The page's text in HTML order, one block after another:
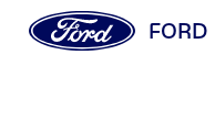
FORD